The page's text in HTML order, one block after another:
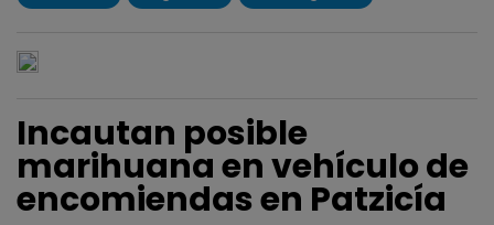
Incautan posible
marihuana en vehículo de
encomiendas en Patzicía